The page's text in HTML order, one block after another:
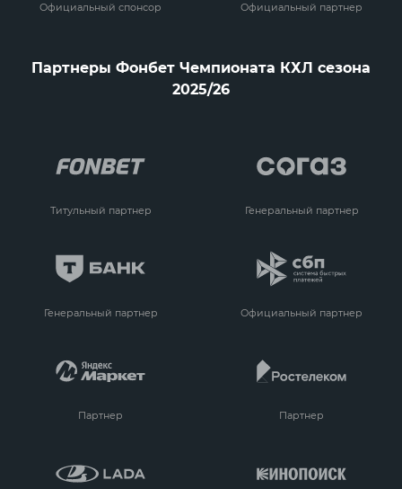
Официальный спонсор Официальный партнер
Партнеры Фонбет Чемпионата КХЛ сезона
2025/26
Титульный партнер Генеральный партнер
Генеральный партнер Официальный партнер
Партнер Партнер